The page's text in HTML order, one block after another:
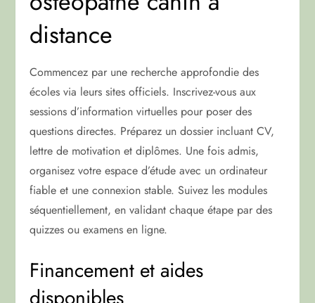
distance
Commencez par une recherche approfondie des
écoles via leurs sites officiels. Inscrivez-vous aux
sessions d’information virtuelles pour poser des
questions directes. Préparez un dossier incluant CV,
lettre de motivation et diplômes. Une fois admis,
organisez votre espace d’étude avec un ordinateur
fiable et une connexion stable. Suivez les modules
séquentiellement, en validant chaque étape par des
quizzes ou examens en ligne.
Financement et aides